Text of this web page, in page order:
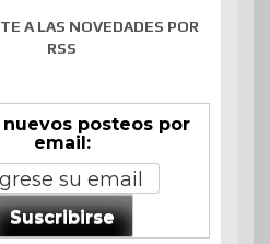
A LAS NOVEDADES POR
RSS
nuevos posteos por
email:
Suscribirse